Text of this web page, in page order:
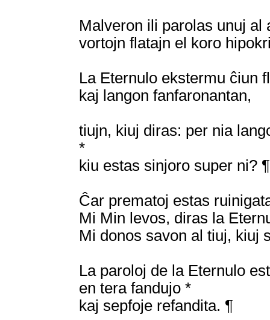
Malveron ili parolas unuj al
vortojn flatajn el koro
La Eternulo ekstermu ĉiun
kaj langon fanfaronantan,
tiujn, kiuj diras: per nia
*
kiu estas sinjoro super ni? ¶
Ĉar prematoj estas
Mi Min levos, diras la
Mi donos savon al tiuj, kiuj
La paroloj de la Eternulo
en tera fandujo *
kaj sepfoje refandita. ¶